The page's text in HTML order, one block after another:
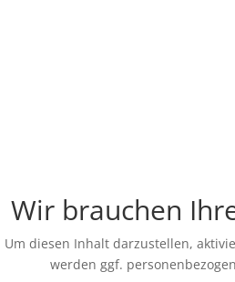
Wir brauchen
Um diesen Inhalt darzustellen,
werden ggf.